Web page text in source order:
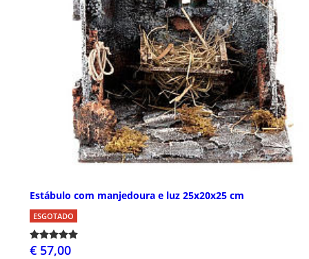
Estábulo com manjedoura e luz 25x20x25 cm
ESGOTADO
€ 57,00